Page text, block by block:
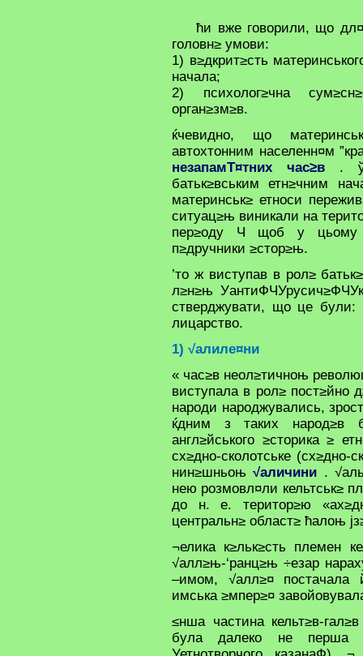
ћи вже говорили, що дл¤
головн≥ умови:
1) в≥дкрит≥сть
начала;
2) психолог≥чна
орган≥зм≥в.
ќчевидно, що
автохтонним населенн¤м
незапамТ¤тних час≥в .
батьк≥вським етн≥чним
материнськ≥ етноси
ситуац≥њ виникали на
пер≥оду Ч щоб у цьому
п≥дручники ≥стор≥њ.
’то ж виступав в рол≥
л≥н≥њ
стверджувати, що це були:
лицарство.
1) √алиле¤ни
« час≥в неол≥тичноњ
виступала в рол≥ пост≥йно
народи народжувались,
ќдним з таких народ≥в
англ≥йського ≥сторика ≥
сх≥дно-сколотське
нин≥шньоњ√аличини .
нею розмовл¤ли кельтськ≥
до н. е. територ≥ю
центральн≥ област≥ ћалоњ
¬елика к≥льк≥сть племен
√алл≥њ-‘ранц≥њ ÷езар
–имом, √алл≥¤ постачала
имська ≥мпер≥¤
≤нша частина кельт≥в-
була далеко не перша